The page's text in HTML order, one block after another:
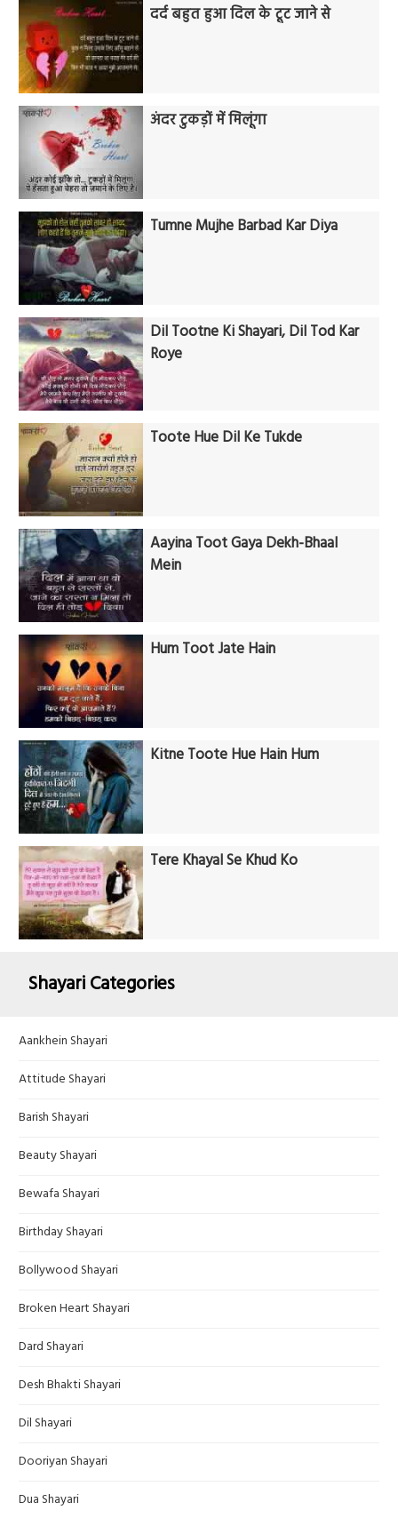
दर्द बहुत हुआ दिल के टूट जाने से
अंदर टुकड़ों में मिलूंगा
Tumne Mujhe Barbad Kar Diya
Dil Tootne Ki Shayari, Dil Tod Kar
Roye
Toote Hue Dil Ke Tukde
Aayina Toot Gaya Dekh-Bhaal
Mein
Hum Toot Jate Hain
Kitne Toote Hue Hain Hum
Tere Khayal Se Khud Ko
Shayari Categories
Aankhein Shayari
Attitude Shayari
Barish Shayari
Beauty Shayari
Bewafa Shayari
Birthday Shayari
Bollywood Shayari
Broken Heart Shayari
Dard Shayari
Desh Bhakti Shayari
Dil Shayari
Dooriyan Shayari
Dua Shayari